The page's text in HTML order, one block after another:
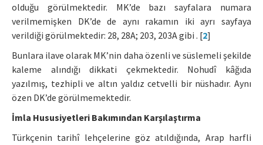
olduğu görülmektedir. MK’de bazı sayfalara numara
verilmemişken DK’de de aynı rakamın iki ayrı sayfaya
verildiği görülmektedir: 28, 28A; 203, 203A gibi . [2]
Bunlara ilave olarak MK’nin daha özenli ve süslemeli şekilde
kaleme alındığı dikkati çekmektedir. Nohudî kâğıda
yazılmış, tezhipli ve altın yaldız cetvelli bir nüshadır. Aynı
özen DK’de görülmemektedir.
İmla Hususiyetleri Bakımından Karşılaştırma
Türkçenin tarihî lehçelerine göz atıldığında, Arap harfli